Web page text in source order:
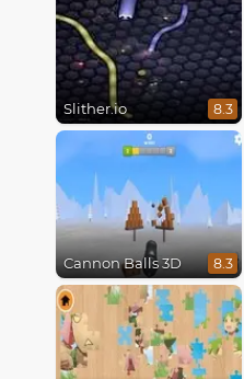
Slither.io 8.3
Cannon Balls 3D 8.3